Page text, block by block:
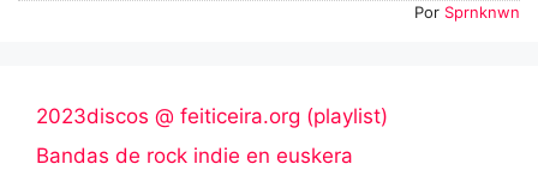
Por Sprnknwn
2023discos @ feiticeira.org (playlist)
Bandas de rock indie en euskera